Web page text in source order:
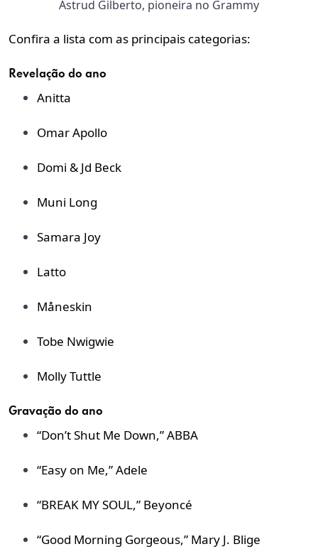
Astrud Gilberto, pioneira no Grammy
Confira a lista com as principais categorias:
Revelação do ano
Anitta
Omar Apollo
Domi & Jd Beck
Muni Long
Samara Joy
Latto
Måneskin
Tobe Nwigwie
Molly Tuttle
Gravação do ano
“Don’t Shut Me Down,” ABBA
“Easy on Me,” Adele
“BREAK MY SOUL,” Beyoncé
“Good Morning Gorgeous,” Mary J. Blige